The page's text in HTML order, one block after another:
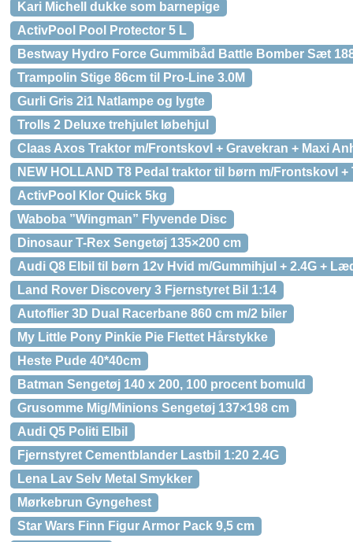
Kari Michell dukke som barnepige
ActivPool Pool Protector 5 L
Bestway Hydro Force Gummibåd Battle Bomber Sæt
Trampolin Stige 86cm til Pro-Line 3.0M
Gurli Gris 2i1 Natlampe og lygte
Trolls 2 Deluxe trehjulet løbehjul
Claas Axos Traktor m/Frontskovl + Gravekran + Maxi
NEW HOLLAND T8 Pedal traktor til børn m/Frontskovl +
ActivPool Klor Quick 5kg
Waboba ”Wingman” Flyvende Disc
Dinosaur T-Rex Sengetøj 135×200 cm
Audi Q8 Elbil til børn 12v Hvid m/Gummihjul + 2.4G +
Land Rover Discovery 3 Fjernstyret Bil 1:14
Autoflier 3D Dual Racerbane 860 cm m/2 biler
My Little Pony Pinkie Pie Flettet Hårstykke
Heste Pude 40*40cm
Batman Sengetøj 140 x 200, 100 procent bomuld
Grusomme Mig/Minions Sengetøj 137×198 cm
Audi Q5 Politi Elbil
Fjernstyret Cementblander Lastbil 1:20 2.4G
Lena Lav Selv Metal Smykker
Mørkebrun Gyngehest
Star Wars Finn Figur Armor Pack 9,5 cm